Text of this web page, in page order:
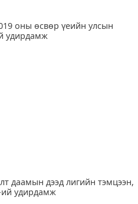
оны өсвөр үеийн улсын
удирдамж
даамын дээд лигийн тэмцээн,
ий удирдамж